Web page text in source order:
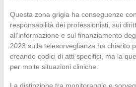
Questa zona grigia ha conseguenze
responsabilità dei professionisti, sui
all’informazione e sul finanziamento
2023 sulla telesorveglianza ha chiarito
creando codici di atti specifici, ma la
per molte situazioni cliniche.